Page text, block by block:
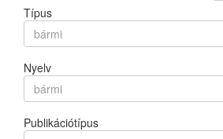
Típus
bármi
Nyelv
bármi
Publikációtípus